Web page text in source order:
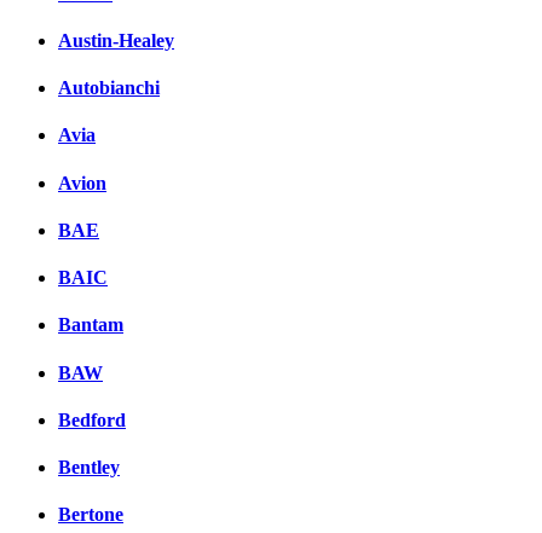
Austin-Healey
Autobianchi
Avia
Avion
BAE
BAIC
Bantam
BAW
Bedford
Bentley
Bertone